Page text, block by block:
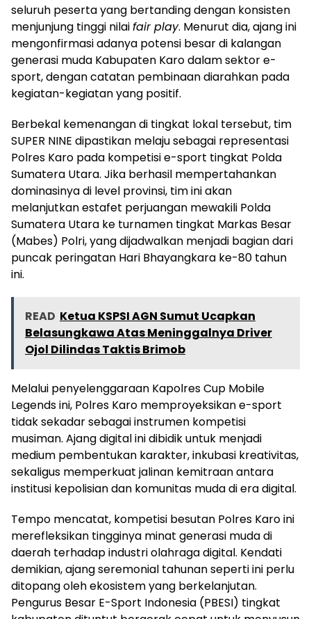
seluruh peserta yang bertanding dengan konsisten
menjunjung tinggi nilaifair play. Menurut dia, ajang ini
mengonfirmasi adanya potensi besar di kalangan
generasi muda Kabupaten Karo dalam sektor e-
sport, dengan catatan pembinaan diarahkan pada
kegiatan-kegiatan yang positif.
Berbekal kemenangan di tingkat lokal tersebut, tim
SUPER NINE dipastikan melaju sebagai representasi
Polres Karo pada kompetisi e-sport tingkat Polda
Sumatera Utara. Jika berhasil mempertahankan
dominasinya di level provinsi, tim ini akan
melanjutkan estafet perjuangan mewakili Polda
Sumatera Utara ke turnamen tingkat Markas Besar
(Mabes) Polri, yang dijadwalkan menjadi bagian dari
puncak peringatan Hari Bhayangkara ke-80 tahun
ini.
READ Ketua KSPSI AGN Sumut Ucapkan
Belasungkawa Atas Meninggalnya Driver
Ojol Dilindas Taktis Brimob
Melalui penyelenggaraan Kapolres Cup Mobile
Legends ini, Polres Karo memproyeksikan e-sport
tidak sekadar sebagai instrumen kompetisi
musiman. Ajang digital ini dibidik untuk menjadi
medium pembentukan karakter, inkubasi kreativitas,
sekaligus memperkuat jalinan kemitraan antara
institusi kepolisian dan komunitas muda di era digital.
Tempo mencatat, kompetisi besutan Polres Karo ini
merefleksikan tingginya minat generasi muda di
daerah terhadap industri olahraga digital. Kendati
demikian, ajang seremonial tahunan seperti ini perlu
ditopang oleh ekosistem yang berkelanjutan.
Pengurus Besar E-Sport Indonesia (PBESI) tingkat